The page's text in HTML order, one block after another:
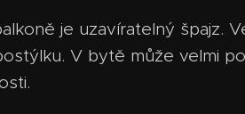
je uzavíratelný špajz.
V bytě může velmi